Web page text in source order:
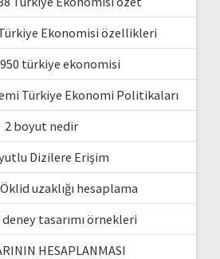
Ekonomisi özellikleri
türkiye ekonomisi
Türkiye Ekonomi Politikaları
2 boyut nedir
Dizilere Erişim
uzaklığı hesaplama
tasarımı örnekleri
HESAPLANMASI